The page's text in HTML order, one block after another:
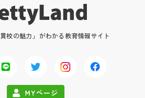
貫校の魅力」がわかる教育情報サイト
MYページ